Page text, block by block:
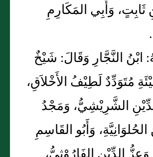
وَأَبِي المَكَارِمِ
النَّجَّارِ وَقَالَ: شَيْخٌ
مُتَوَدِّدٌ لَطِيْفُ الأَخْلاَقِ،
الشَّرِيْشِيُّ، وَمَجْدُ
وَأَبُو القَاسِمِ